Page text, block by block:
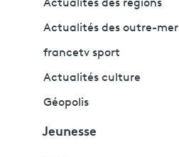
Actualités des régions
Actualités des outre-mer
francetv sport
Actualités culture
Géopolis
Jeunesse